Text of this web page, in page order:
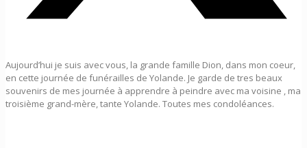
Aujourd’hui je suis avec vous, la grande famille Dion, dans mon coeur,
en cette journée de funérailles de Yolande. Je garde de tres beaux
souvenirs de mes journée à apprendre à peindre avec ma voisine , ma
troisième grand-mère, tante Yolande. Toutes mes condoléances.